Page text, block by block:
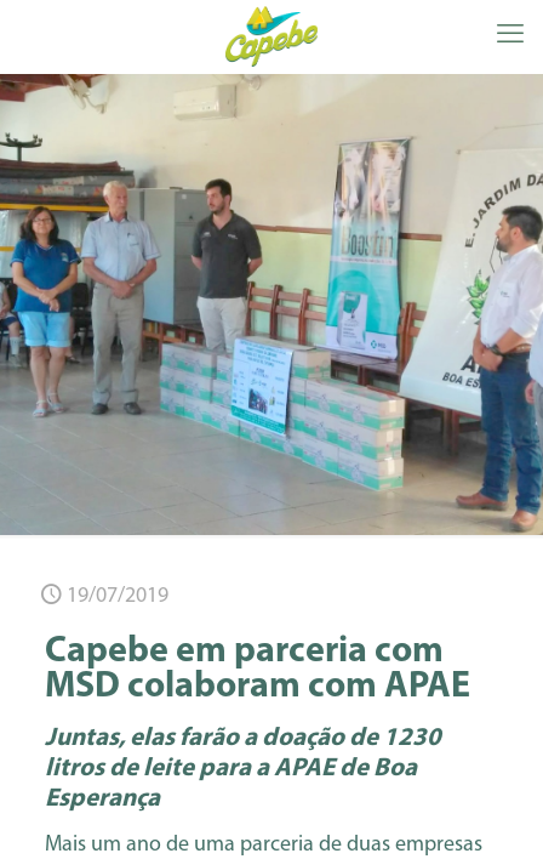
19/07/2019
Capebe em parceria com
MSD colaboram com APAE
Juntas, elas farão a doação de 1230
litros de leite para a APAE de Boa
Esperança
Mais um ano de uma parceria de duas empresas